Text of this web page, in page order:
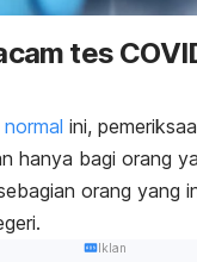
tes
ini,
hanya bagi orang
orang yang
Iklan